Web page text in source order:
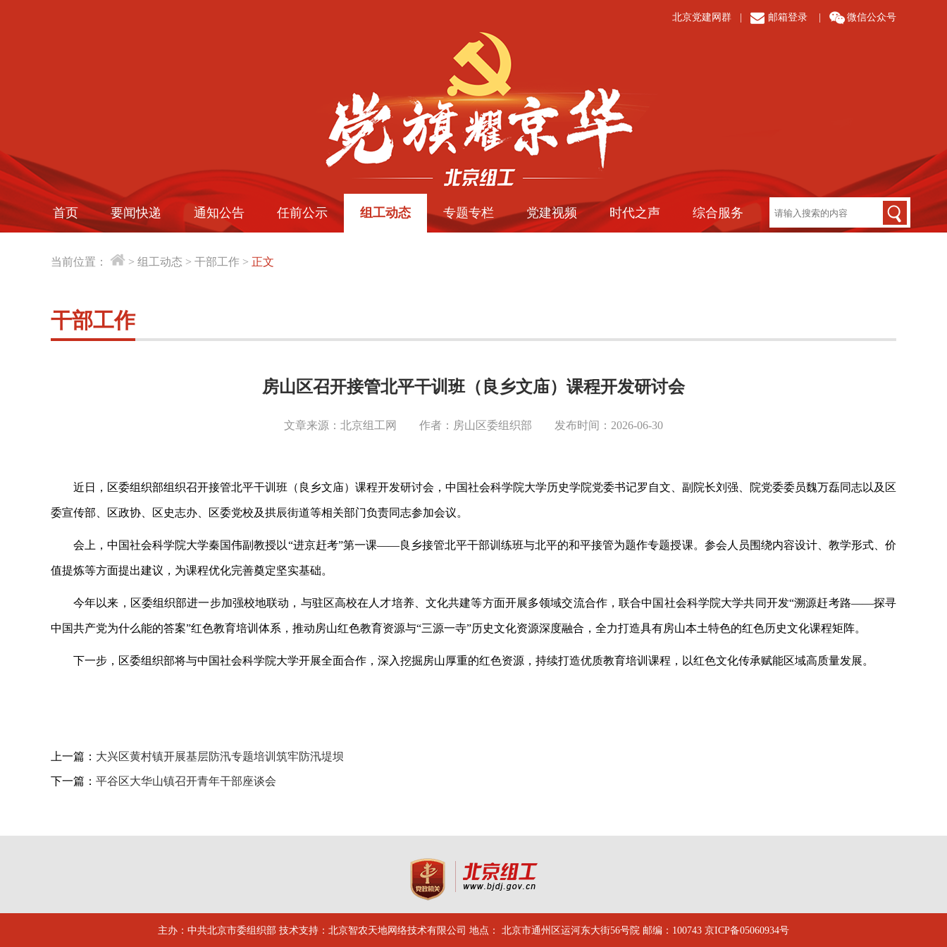
北京党建网群 邮箱登录 微信公众号
首页 要闻快递 通知公告 任前公示 组工动态 专题专栏 党建视频 时代之声 综合服务
当前位置： > 组工动态 > 干部工作 > 正文
干部工作
房山区召开接管北平干训班（良乡文庙）课程开发研讨会
文章来源：北京组工网 作者：房山区委组织部 发布时间：2026-06-30
近日，区委组织部组织召开接管北平干训班（良乡文庙）课程开发研讨会，中国社会科学院大学历史学院党委书记罗自文、副院长刘强、院党委委员魏万磊同志以及区
委宣传部、区政协、区史志办、区委党校及拱辰街道等相关部门负责同志参加会议。
会上，中国社会科学院大学秦国伟副教授以“进京赶考”第一课——良乡接管北平干部训练班与北平的和平接管为题作专题授课。参会人员围绕内容设计、教学形式、价
值提炼等方面提出建议，为课程优化完善奠定坚实基础。
今年以来，区委组织部进一步加强校地联动，与驻区高校在人才培养、文化共建等方面开展多领域交流合作，联合中国社会科学院大学共同开发“溯源赶考路——探寻
中国共产党为什么能的答案”红色教育培训体系，推动房山红色教育资源与“三源一寺”历史文化资源深度融合，全力打造具有房山本土特色的红色历史文化课程矩阵。
下一步，区委组织部将与中国社会科学院大学开展全面合作，深入挖掘房山厚重的红色资源，持续打造优质教育培训课程，以红色文化传承赋能区域高质量发展。
上一篇： 大兴区黄村镇开展基层防汛专题培训筑牢防汛堤坝
下一篇： 平谷区大华山镇召开青年干部座谈会
主办：中共北京市委组织部 技术支持：北京智农天地网络技术有限公司 地点： 北京市通州区运河东大街56号院 邮编：100743 京ICP备05060934号